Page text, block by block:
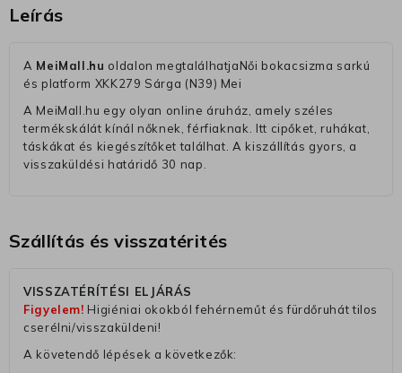
Leírás
A MeiMall.hu oldalon megtalálhatjaNői bokacsizma sarkú
és platform XKK279 Sárga (N39) Mei
A MeiMall.hu egy olyan online áruház, amely széles
termékskálát kínál nőknek, férfiaknak. Itt cipőket, ruhákat,
táskákat és kiegészítőket találhat. A kiszállítás gyors, a
visszaküldési határidő 30 nap.
Szállítás és visszatérités
VISSZATÉRÍTÉSI ELJÁRÁS
Figyelem! Higiéniai okokból fehérneműt és fürdőruhát tilos
cserélni/visszaküldeni!
A követendő lépések a következők: